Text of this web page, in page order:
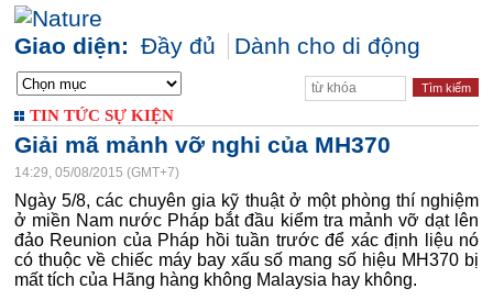
Giao diện: Đầy đủ Dành cho di động
TIN TỨC SỰ KIỆN
Giải mã mảnh vỡ nghi của MH370
14:29, 05/08/2015 (GMT+7)
Ngày 5/8, các chuyên gia kỹ thuật ở một phòng thí nghiệm
ở miền Nam nước Pháp bắt đầu kiểm tra mảnh vỡ dạt lên
đảo Reunion của Pháp hồi tuần trước để xác định liệu nó
có thuộc về chiếc máy bay xấu số mang số hiệu MH370 bị
mất tích của Hãng hàng không Malaysia hay không.